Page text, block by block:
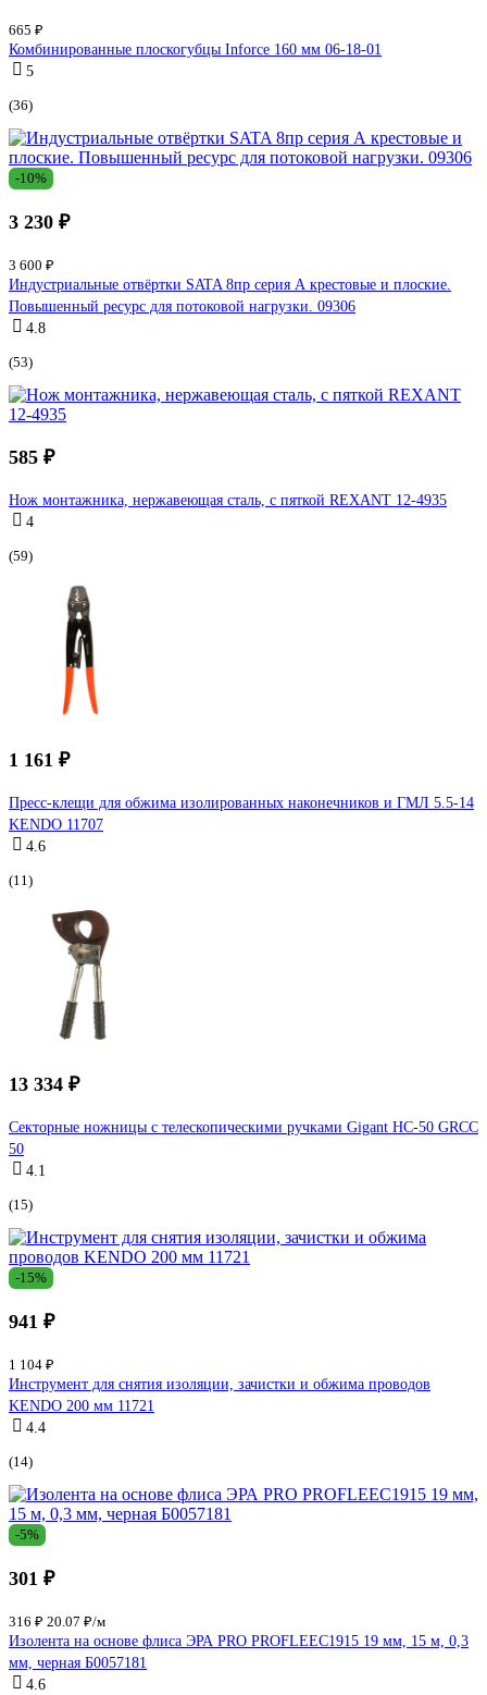
665 ₽
Комбинированные плоскогубцы Inforce 160 мм 06-18-01
5
(36)
-10%
3 230 ₽
3 600 ₽
Индустриальные отвёртки SATA 8пр серия А крестовые и плоские.
Повышенный ресурс для потоковой нагрузки. 09306
4.8
(53)
585 ₽
Нож монтажника, нержавеющая сталь, с пяткой REXANT 12-4935
4
(59)
1 161 ₽
Пресс-клещи для обжима изолированных наконечников и ГМЛ 5.5-14
KENDO 11707
4.6
(11)
13 334 ₽
Секторные ножницы с телескопическими ручками Gigant НС-50 GRCC
50
4.1
(15)
-15%
941 ₽
1 104 ₽
Инструмент для снятия изоляции, зачистки и обжима проводов
KENDO 200 мм 11721
4.4
(14)
-5%
301 ₽
316 ₽ 20.07 ₽/м
Изолента на основе флиса ЭРА PRO PROFLEEC1915 19 мм, 15 м, 0,3
мм, черная Б0057181
4.6